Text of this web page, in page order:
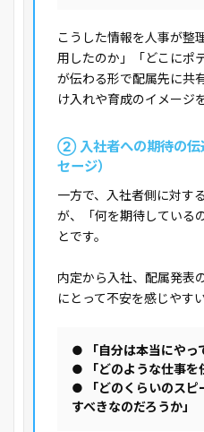
こうした情報を人事が整
用したのか」「どこにポ
が伝わる形で配属先に共
け入れや育成のイメージ
② 入社者への期待の伝
セージ）
一方で、入社者側に対す
が、「何を期待している
とです。
内定から入社、配属発表
にとって不安を感じやす
● 「自分は本当にやっ
● 「どのような仕事を
● 「どのくらいのスピ
すべきなのだろうか」